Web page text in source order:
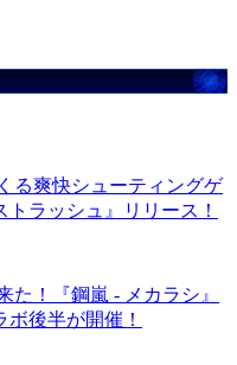
る爽快シューティングゲ
ラッシュ』リリース！
た！『鋼嵐 - メカラシ』
後半が開催！